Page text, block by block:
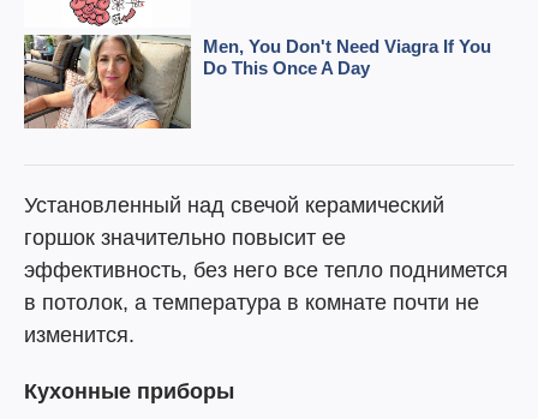
Установленный над свечой керамический
горшок значительно повысит ее
эффективность, без него все тепло поднимется
в потолок, а температура в комнате почти не
изменится.
Кухонные приборы